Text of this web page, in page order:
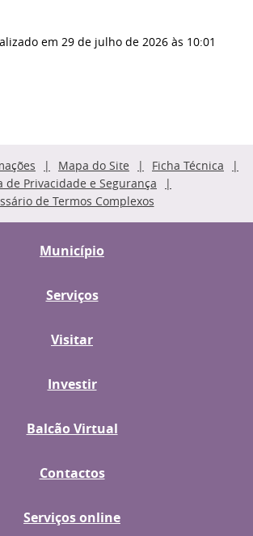
em 29 de julho de 2026 às 10:01
Mapa do Site
Ficha Técnica
de Privacidade e Segurança
de Termos Complexos
Município
Serviços
Visitar
Investir
Balcão Virtual
Contactos
Serviços online